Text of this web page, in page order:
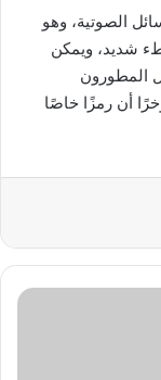
الصوتية، وهو
شديد، ويمكن
المطورون
أن رمزًا خاصًا